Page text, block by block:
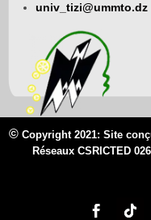
univ_tizi@ummto.dz
© Copyright 2021: Site
Réseaux CSRICTED